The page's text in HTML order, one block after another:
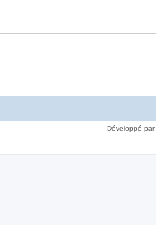
Développé par